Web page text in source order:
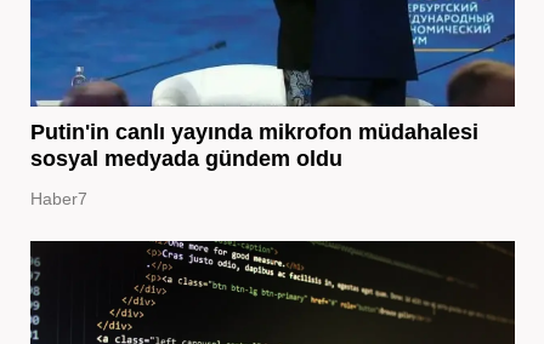
Putin'in canlı yayında mikrofon müdahalesi
sosyal medyada gündem oldu
Haber7